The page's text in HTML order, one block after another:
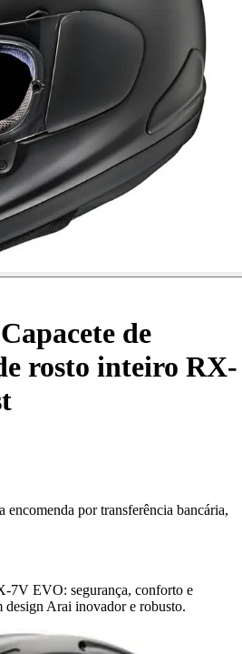
Capacete de
rosto inteiro RX-
encomenda por transferência bancária,
7V EVO: segurança, conforto e
design Arai inovador e robusto.